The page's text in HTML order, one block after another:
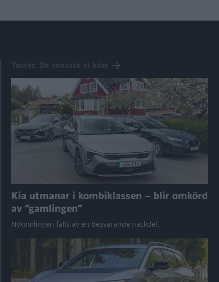
Kia utmanar i kombiklassen – blir omkörd
av ”gamlingen”
Nykomlingen fälls av en besvärande nackdel.